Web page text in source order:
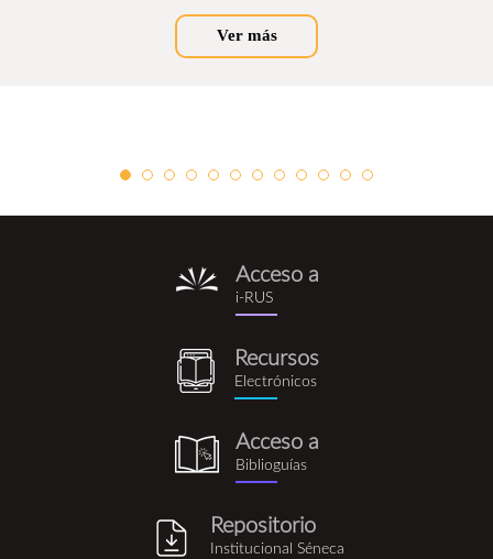
Ver más
i-
rus.png
Acceso a
i-RUS
recursos_electronicos.png
Recursos
Electrónicos
biblioguia.png
Acceso a
Biblioguías
Repositorio
Institucional Séneca